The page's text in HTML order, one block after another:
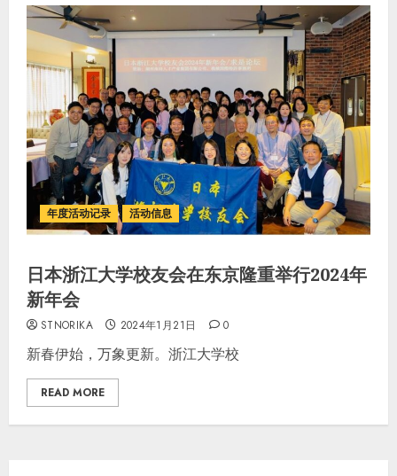
年度活动记录 活动信息
日本浙江大学校友会在东京隆重举行2024年
新年会
STNORIKA 2024年1月21日 0
新春伊始，万象更新。浙江大学校
READ MORE